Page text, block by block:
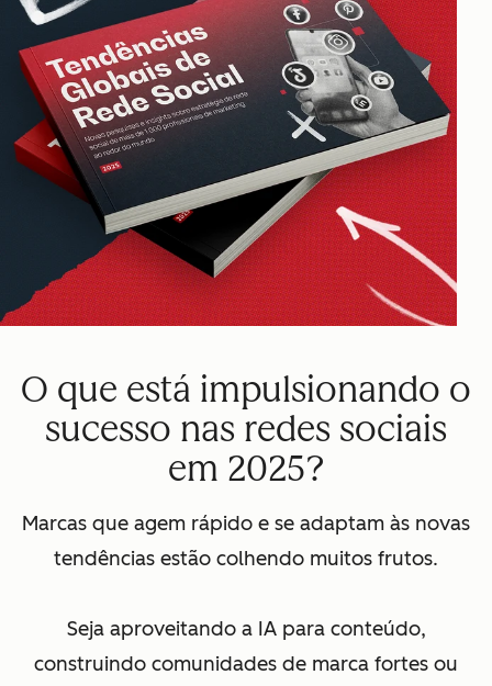
O que está impulsionando o
sucesso nas redes sociais
em 2025?
Marcas que agem rápido e se adaptam às novas
tendências estão colhendo muitos frutos.
Seja aproveitando a IA para conteúdo,
construindo comunidades de marca fortes ou